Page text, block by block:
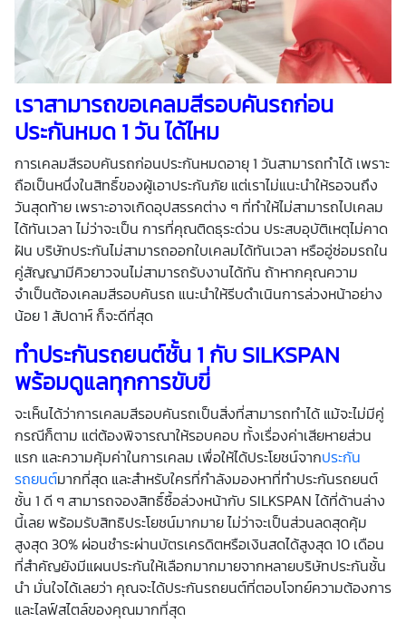
เราสามารถขอเคลมสีรอบคันรถก่อน
ประกันหมด 1 วัน ได้ไหม
การเคลมสีรอบคันรถก่อนประกันหมดอายุ 1 วันสามารถทำได้ เพราะ
ถือเป็นหนึ่งในสิทธิ์ของผู้เอาประกันภัย แต่เราไม่แนะนำให้รอจนถึง
วันสุดท้าย เพราะอาจเกิดอุปสรรคต่าง ๆ ที่ทำให้ไม่สามารถไปเคลม
ได้ทันเวลา ไม่ว่าจะเป็น การที่คุณติดธุระด่วน ประสบอุบัติเหตุไม่คาด
ฝัน บริษัทประกันไม่สามารถออกใบเคลมได้ทันเวลา หรืออู่ซ่อมรถใน
คู่สัญญามีคิวยาวจนไม่สามารถรับงานได้ทัน ถ้าหากคุณความ
จำเป็นต้องเคลมสีรอบคันรถ แนะนำให้รีบดำเนินการล่วงหน้าอย่าง
น้อย 1 สัปดาห์ ก็จะดีที่สุด
ทำประกันรถยนต์ชั้น 1 กับ SILKSPAN
พร้อมดูแลทุกการขับขี่
จะเห็นได้ว่าการเคลมสีรอบคันรถเป็นสิ่งที่สามารถทำได้ แม้จะไม่มีคู่
กรณีก็ตาม แต่ต้องพิจารณาให้รอบคอบ ทั้งเรื่องค่าเสียหายส่วน
แรก และความคุ้มค่าในการเคลม เพื่อให้ได้ประโยชน์จากประกัน
รถยนต์มากที่สุด และสำหรับใครที่กำลังมองหาที่ทำประกันรถยนต์
ชั้น 1 ดี ๆ สามารถจองสิทธิ์ซื้อล่วงหน้ากับ SILKSPAN ได้ที่ด้านล่าง
นี้เลย พร้อมรับสิทธิประโยชน์มากมาย ไม่ว่าจะเป็นส่วนลดสุดคุ้ม
สูงสุด 30% ผ่อนชำระผ่านบัตรเครดิตหรือเงินสดได้สูงสุด 10 เดือน
ที่สำคัญยังมีแผนประกันให้เลือกมากมายจากหลายบริษัทประกันชั้น
นำ มั่นใจได้เลยว่า คุณจะได้ประกันรถยนต์ที่ตอบโจทย์ความต้องการ
และไลฟ์สไตล์ของคุณมากที่สุด